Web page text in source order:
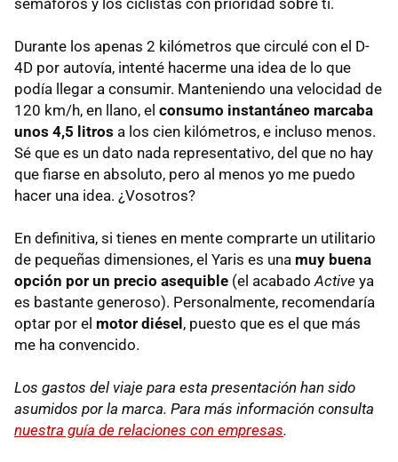
semáforos y los ciclistas con prioridad sobre tí.
Durante los apenas 2 kilómetros que circulé con el D-
4D por autovía, intenté hacerme una idea de lo que
podía llegar a consumir. Manteniendo una velocidad de
120 km/h, en llano, el consumo instantáneo marcaba
unos 4,5 litros a los cien kilómetros, e incluso menos.
Sé que es un dato nada representativo, del que no hay
que fiarse en absoluto, pero al menos yo me puedo
hacer una idea. ¿Vosotros?
En definitiva, si tienes en mente comprarte un utilitario
de pequeñas dimensiones, el Yaris es una muy buena
opción por un precio asequible (el acabadoActive ya
es bastante generoso). Personalmente, recomendaría
optar por el motor diésel , puesto que es el que más
me ha convencido.
Los gastos del viaje para esta presentación han sido
asumidos por la marca. Para más información consulta
nuestra guía de relaciones con empresas.